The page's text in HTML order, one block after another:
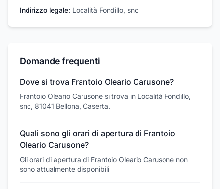
Indirizzo legale: Località Fondillo, snc
Domande frequenti
Dove si trova Frantoio Oleario Carusone?
Frantoio Oleario Carusone si trova in Località Fondillo,
snc, 81041 Bellona, Caserta.
Quali sono gli orari di apertura di Frantoio
Oleario Carusone?
Gli orari di apertura di Frantoio Oleario Carusone non
sono attualmente disponibili.